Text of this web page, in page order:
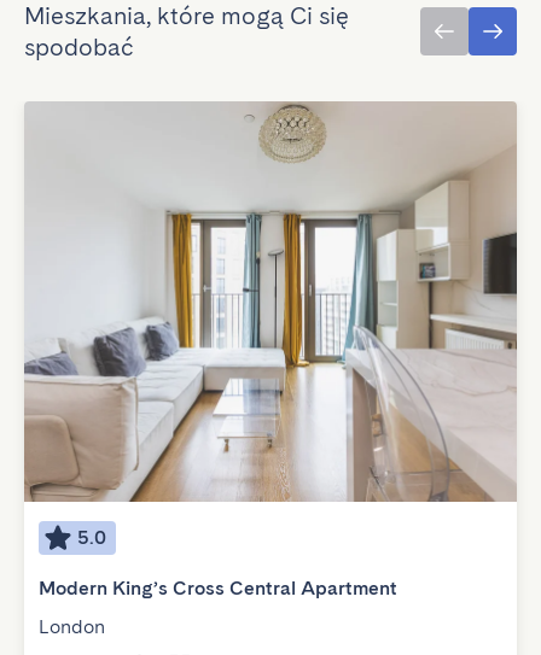
Mieszkania, które mogą Ci się
spodobać
5.0
Modern King’s Cross Central Apartment
London